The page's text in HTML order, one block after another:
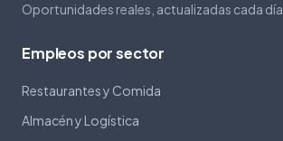
Oportunidades reales, actualizadas cada día.
Empleos por sector
Restaurantes y Comida
Almacén y Logística